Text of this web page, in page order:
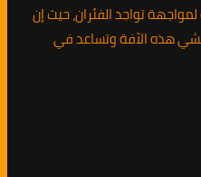
لمواجهة تواجد الفئران، حيث إن
هذه الآفة وتساعد في